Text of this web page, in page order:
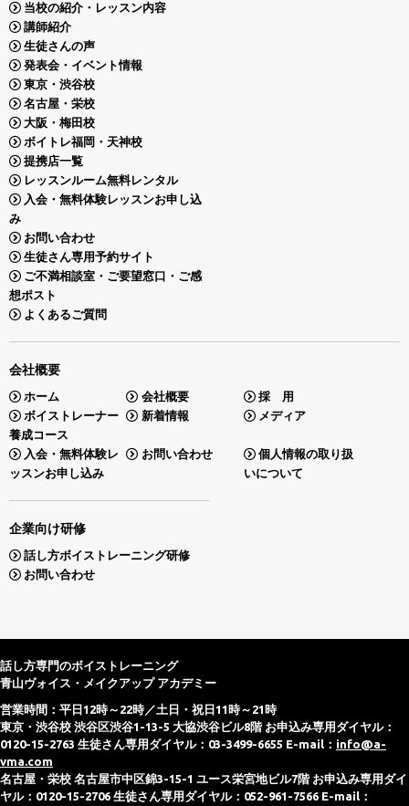
当校の紹介・レッスン内容
講師紹介
生徒さんの声
発表会・イベント情報
東京・渋谷校
名古屋・栄校
大阪・梅田校
ボイトレ福岡・天神校
提携店一覧
レッスンルーム無料レンタル
入会・無料体験レッスンお申し込
み
お問い合わせ
生徒さん専用予約サイト
ご不満相談室・ご要望窓口・ご感
想ポスト
よくあるご質問
会社概要
ホーム 会社概要
採 用
ボイストレーナー
養成コース
新着情報 メディア
入会・無料体験レ
ッスンお申し込み
お問い合わせ
個人情報の取り扱
いについて
企業向け研修
話し方ボイストレーニング研修
お問い合わせ
話し方専門のボイストレーニング
青山ヴォイス・メイクアップ アカデミー
営業時間：平日12時～22時／土日・祝日11時～21時
東京・渋谷校 渋谷区渋谷1-13-5 大協渋谷ビル8階 お申込み専用ダイヤル：
0120-15-2763 生徒さん専用ダイヤル：03-3499-6655 E-mail： info@a-
vma.com
名古屋・栄校 名古屋市中区錦3-15-1 ユース栄宮地ビル7階 お申込み専用ダイ
ヤル：0120-15-2706 生徒さん専用ダイヤル：052-961-7566 E-mail：